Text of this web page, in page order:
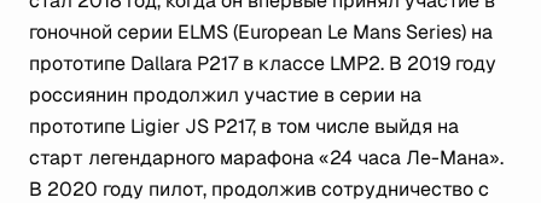
гоночной серии ELMS (European Le Mans Series) на
прототипе Dallara P217 в классе LMP2. В 2019 году
россиянин продолжил участие в серии на
прототипе Ligier JS P217, в том числе выйдя на
старт легендарного марафона «24 часа Ле-Мана».
В 2020 году пилот, продолжив сотрудничество с